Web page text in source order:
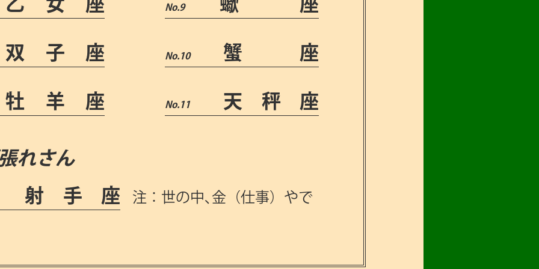
子座
羊座
蟹 座
天秤座
れさん
射手座
注：世の中､金（仕事）やで